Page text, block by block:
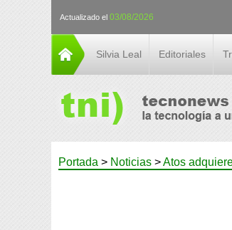
Actualizado el 03/08/2026
Silvia Leal Editoriales
Portada > Noticias >Atos